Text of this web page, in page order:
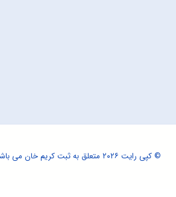
© کپی رایت ۲۰۲۶ متعلق به ثبت کریم خان می باشد.